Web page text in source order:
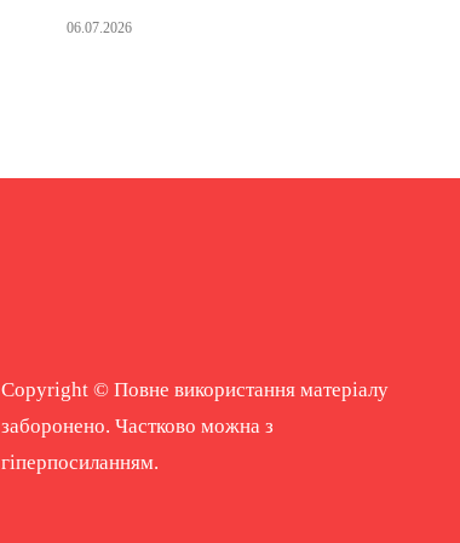
06.07.2026
Copyright © Повне використання матеріалу
заборонено. Частково можна з
гіперпосиланням.